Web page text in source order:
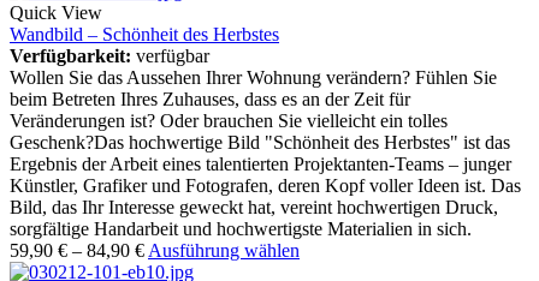
Quick View
Wandbild – Schönheit des Herbstes
Verfügbarkeit: verfügbar
Wollen Sie das Aussehen Ihrer Wohnung verändern? Fühlen Sie
beim Betreten Ihres Zuhauses, dass es an der Zeit für
Veränderungen ist? Oder brauchen Sie vielleicht ein tolles
Geschenk?Das hochwertige Bild "Schönheit des Herbstes" ist das
Ergebnis der Arbeit eines talentierten Projektanten-Teams – junger
Künstler, Grafiker und Fotografen, deren Kopf voller Ideen ist. Das
Bild, das Ihr Interesse geweckt hat, vereint hochwertigen Druck,
sorgfältige Handarbeit und hochwertigste Materialien in sich.
59,90 € – 84,90 € Ausführung wählen